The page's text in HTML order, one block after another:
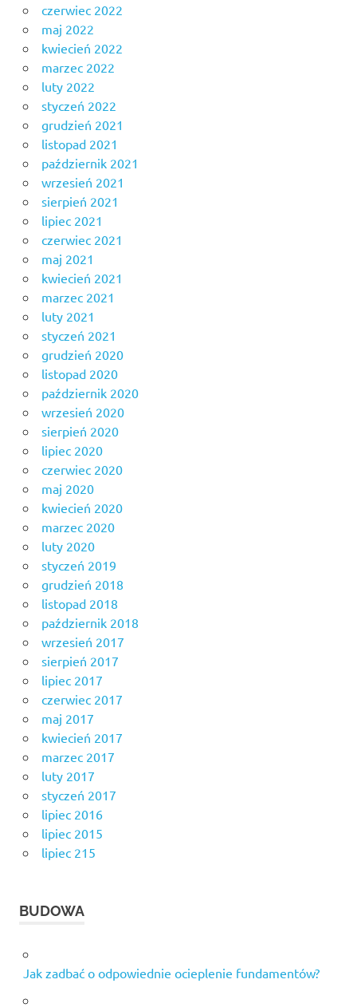
czerwiec 2022
maj 2022
kwiecień 2022
marzec 2022
luty 2022
styczeń 2022
grudzień 2021
listopad 2021
październik 2021
wrzesień 2021
sierpień 2021
lipiec 2021
czerwiec 2021
maj 2021
kwiecień 2021
marzec 2021
luty 2021
styczeń 2021
grudzień 2020
listopad 2020
październik 2020
wrzesień 2020
sierpień 2020
lipiec 2020
czerwiec 2020
maj 2020
kwiecień 2020
marzec 2020
luty 2020
styczeń 2019
grudzień 2018
listopad 2018
październik 2018
wrzesień 2017
sierpień 2017
lipiec 2017
czerwiec 2017
maj 2017
kwiecień 2017
marzec 2017
luty 2017
styczeń 2017
lipiec 2016
lipiec 2015
lipiec 215
BUDOWA
Jak zadbać o odpowiednie ocieplenie fundamentów?